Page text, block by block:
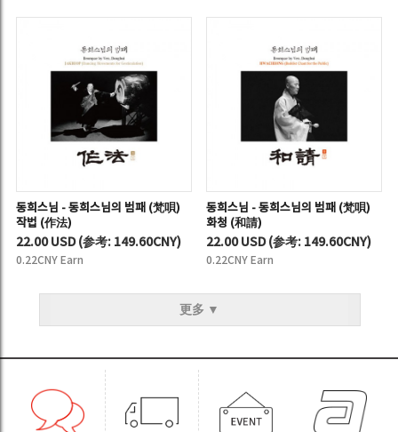
동희스님 - 동희스님의 범패 (梵唄)
작법 (作法)
22.00 USD(参考: 149.60CNY)
0.22CNY Earn
동희스님 - 동희스님의 범패 (梵唄)
화청 (和請)
22.00 USD(参考: 149.60CNY)
0.22CNY Earn
更多 ▼